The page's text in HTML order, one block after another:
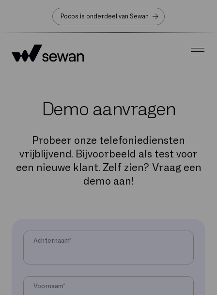
Pocos is onderdeel van Sewan
Demo aanvragen
Probeer onze telefoniediensten
vrijblijvend. Bijvoorbeeld als test voor
een nieuwe klant. Zelf zien? Vraag een
demo aan!
Achternaam*
Voornaam*